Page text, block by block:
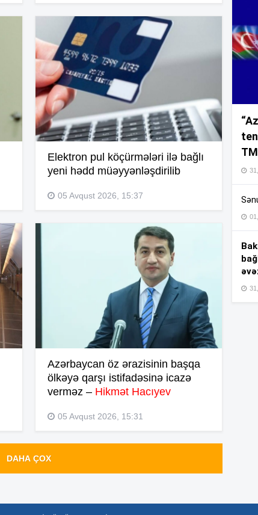
Elektron pul köçürmələri ilə bağlı
yeni hədd müəyyənləşdirilib
05 Avqust 2026, 15:37
Azərbaycan öz ərazisinin başqa
ölkəyə qarşı istifadəsinə icazə
verməz – Hikmət Hacıyev
05 Avqust 2026, 15:31
DAHA ÇOX